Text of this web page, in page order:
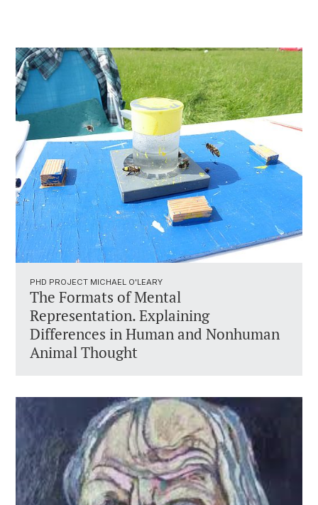
PHD PROJECT MICHAEL O'LEARY
The Formats of Mental
Representation. Explaining
Differences in Human and Nonhuman
Animal Thought